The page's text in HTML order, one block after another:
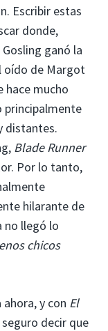
Escribir estas
donde,
ganó la
oído de Margot
hace mucho
principalmente
distantes.
Blade Runner
Por lo tanto,
hilarante de
no llegó lo
chicos
y con El
seguro decir que